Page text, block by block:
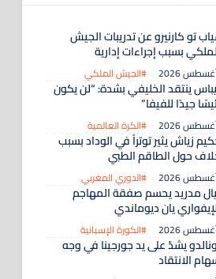
تو كارنيرو عن تدريبات الجيش
بسبب إجراءات إدارية
#الجيش الملكي
ينتقد الخليفي بشدة: “لن يكون
جيدًا للفيفا”
#الكرة العالمية
زياش يثير توتراً في الوداد بسبب
حول الطاقم الطبي
#الدوري المغربي
مدريد يحسم صفقة المهاجم
يان ديوماندي
#الكورة الإسبانية
يشدّ على يد جورجينا في وجه
الانتقاد